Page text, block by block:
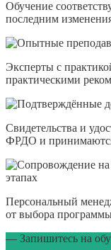
Обучение
последним
Эксперты с
практическими
Свидетельства и
ФРДО и
этапах
Персональный
от выбора
— Запишитесь на